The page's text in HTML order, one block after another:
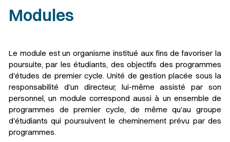
Modules
Le module est un organisme institué aux fins de favoriser la
poursuite, par les étudiants, des objectifs des programmes
d'études de premier cycle. Unité de gestion placée sous la
responsabilité d'un directeur, lui-même assisté par son
personnel, un module correspond aussi à un ensemble de
programmes de premier cycle, de même qu'au groupe
d'étudiants qui poursuivent le cheminement prévu par des
programmes.